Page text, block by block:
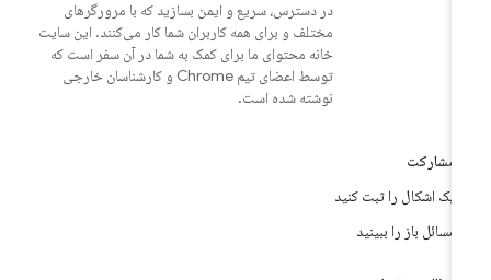
در دسترس، سریع و ایمن بسازید که با مرورگرهای
مختلف و برای همه کاربران شما کار می‌کنند. این سایت
خانه محتوای ما برای کمک به شما در آن سفر است که
توسط اعضای تیم Chrome و کارشناسان خارجی
نوشته شده است.
مشارکت
یک اشکال را ثبت کنید
مسائل باز را ببینید